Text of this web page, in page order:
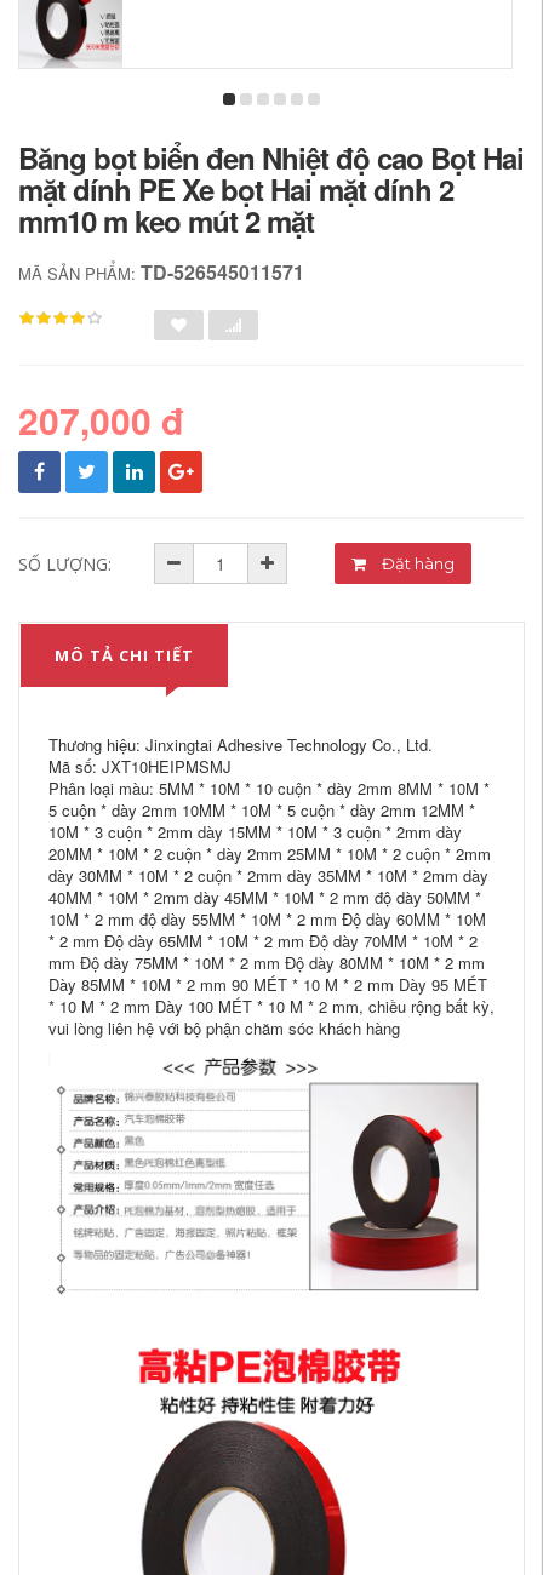
Băng bọt biển đen Nhiệt độ cao Bọt Hai
mặt dính PE Xe bọt Hai mặt dính 2
mm10 m keo mút 2 mặt
MÃ SẢN PHẨM: TD-526545011571
207,000 đ
SỐ LƯỢNG: Đặt hàng
MÔ TẢ CHI TIẾT
Thương hiệu: Jinxingtai Adhesive Technology Co., Ltd.
Mã số: JXT10HEIPMSMJ
Phân loại màu: 5MM * 10M * 10 cuộn * dày 2mm 8MM * 10M *
5 cuộn * dày 2mm 10MM * 10M * 5 cuộn * dày 2mm 12MM *
10M * 3 cuộn * 2mm dày 15MM * 10M * 3 cuộn * 2mm dày
20MM * 10M * 2 cuộn * dày 2mm 25MM * 10M * 2 cuộn * 2mm
dày 30MM * 10M * 2 cuộn * 2mm dày 35MM * 10M * 2mm dày
40MM * 10M * 2mm dày 45MM * 10M * 2 mm độ dày 50MM *
10M * 2 mm độ dày 55MM * 10M * 2 mm Độ dày 60MM * 10M
* 2 mm Độ dày 65MM * 10M * 2 mm Độ dày 70MM * 10M * 2
mm Độ dày 75MM * 10M * 2 mm Độ dày 80MM * 10M * 2 mm
Dày 85MM * 10M * 2 mm 90 MÉT * 10 M * 2 mm Dày 95 MÉT
* 10 M * 2 mm Dày 100 MÉT * 10 M * 2 mm, chiều rộng bất kỳ,
vui lòng liên hệ với bộ phận chăm sóc khách hàng